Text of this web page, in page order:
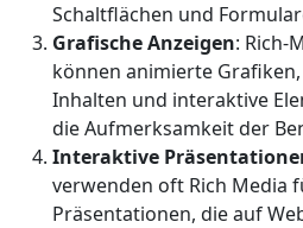
Schaltflächen und
Grafische Anzeigen: Rich-
können animierte
Inhalten und interaktive
die Aufmerksamkeit der
Interaktive
verwenden oft Rich Media
Präsentationen, die auf